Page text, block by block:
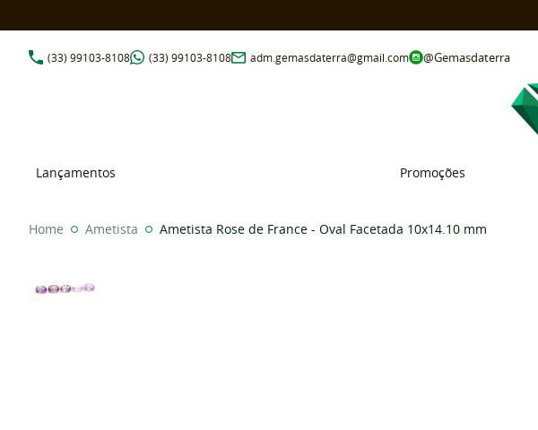
(33) 99103-8108 (33) 99103-8108 adm.gemasdaterra@gmail.com @Gemasdaterra
Lançamentos Promoções
Home Ametista Ametista Rose de France - Oval Facetada 10x14.10 mm